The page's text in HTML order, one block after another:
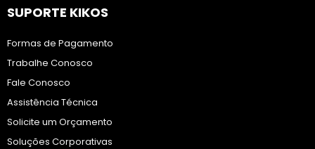
SUPORTE KIKOS
Formas de Pagamento
Trabalhe Conosco
Fale Conosco
Assistência Técnica
Solicite um Orçamento
Soluções Corporativas